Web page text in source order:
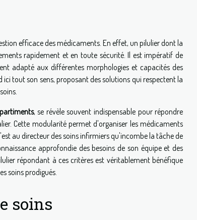
efficace des médicaments. En effet, un pilulier dont la
rapidement et en toute sécurité. Il est impératif de
adapté aux différentes morphologies et capacités des
ici tout son sens, proposant des solutions qui respectent la
, se révèle souvent indispensable pour répondre
Cette modularité permet d'organiser les médicaments
au directeur des soins infirmiers qu'incombe la tâche de
approfondie des besoins de son équipe et des
répondant à ces critères est véritablement bénéfique
soins prodigués.
soins